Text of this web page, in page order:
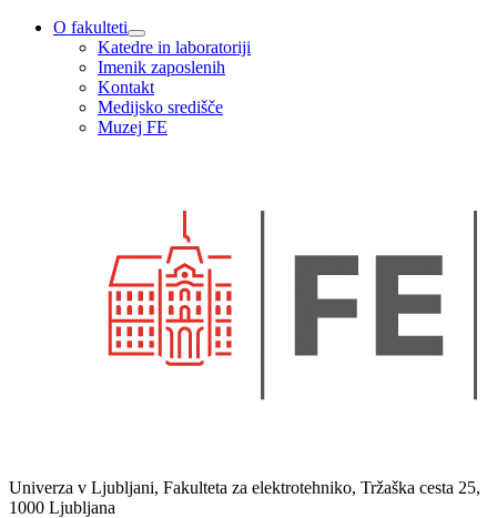
O fakulteti
Katedre in laboratoriji
Imenik zaposlenih
Kontakt
Medijsko središče
Muzej FE
Univerza v Ljubljani, Fakulteta za elektrotehniko, Tržaška cesta 25,
1000 Ljubljana